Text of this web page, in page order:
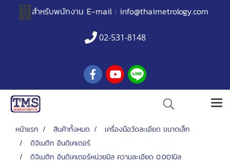
สำหรับพนักงาน E-mail : info@thaimetrology.com
02-531-8148
หน้าแรก สินค้าทั้งหมด
เครื่องมือวัดละเอียด ขนาดเล็ก
ดิจิเมติก อินดิเคเตอร์
ดิจิเมติก อินดิเคเตอร์หน่วยมิล ความละเอียด 0.001มิล